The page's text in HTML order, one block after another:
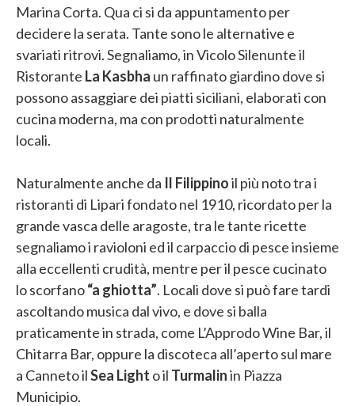
Marina Corta. Qua ci si da appuntamento per
decidere la serata. Tante sono le alternative e
svariati ritrovi. Segnaliamo, in Vicolo Silenunte il
Ristorante La Kasbha un raffinato giardino dove si
possono assaggiare dei piatti siciliani, elaborati con
cucina moderna, ma con prodotti naturalmente
locali.
Naturalmente anche da Il Filippinoil più noto tra i
ristoranti di Lipari fondato nel 1910, ricordato per la
grande vasca delle aragoste, tra le tante ricette
segnaliamo i ravioloni ed il carpaccio di pesce insieme
alla eccellenti crudità, mentre per il pesce cucinato
lo scorfano“a ghiotta”. Locali dove si può fare tardi
ascoltando musica dal vivo, e dove si balla
praticamente in strada, come L’Approdo Wine Bar, il
Chitarra Bar, oppure la discoteca all’aperto sul mare
a Canneto ilSea Light o il Turmalinin Piazza
Municipio.